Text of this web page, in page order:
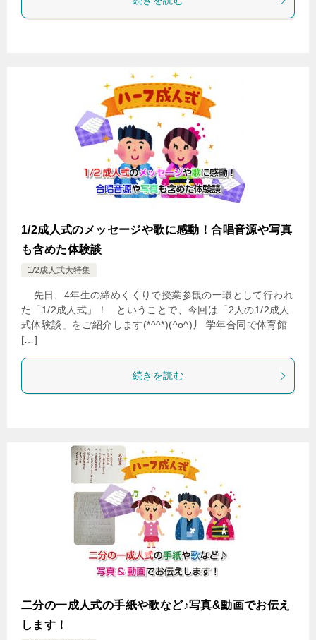
1/2成人式のメッセージや歌に感動！合唱音源や写真
も含めた体験談
1/2成人式大特集
先日、4年生の締めくくりで授業参観の一環として行われ
た「1/2成人式」！ ということで、今回は「2人の1/2成人
式体験談」をご紹介します(*^^*)(^o^)丿 学年合同で体育館
[…]
続きを読む
二分の一成人式の手紙や歌など♪写真&動画でお伝え
します！